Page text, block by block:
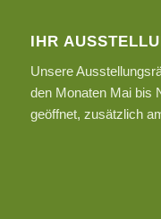
IHR
Unsere
den Monaten Mai bis
geöffnet, zusätzlich